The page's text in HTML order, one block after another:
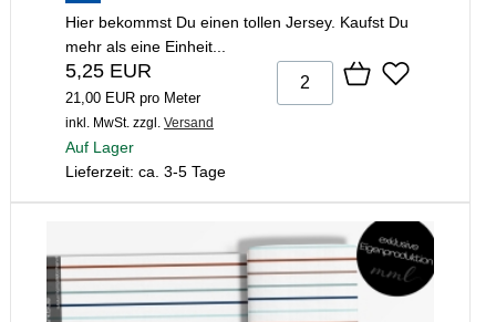
Hier bekommst Du einen tollen Jersey. Kaufst Du
mehr als eine Einheit...
5,25 EUR
21,00 EUR pro Meter
inkl. MwSt. zzgl. Versand
Auf Lager
Lieferzeit: ca. 3-5 Tage